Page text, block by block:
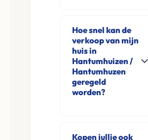
direct aan in
Hantumhuizen /
Hantumhuzen en
omgeving. U
verkoopt
Hoe snel kan de
verkoop van mijn
huis in
Hantumhuizen /
Hantumhuzen
geregeld
worden?
Kopen jullie ook